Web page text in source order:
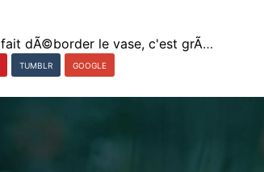
Aimons la goutte qui fait dÃ©border le vase, c'est grÃ¢ce Ã elle que commence le changement.
TUMBLR GOOGLE